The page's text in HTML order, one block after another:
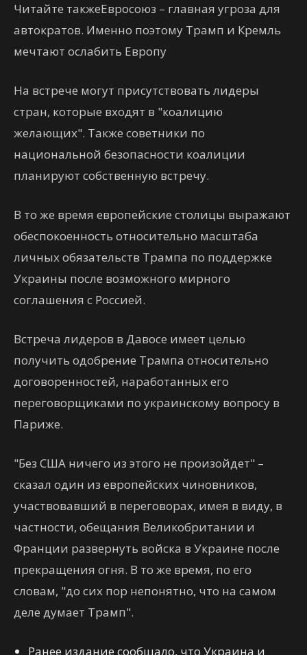
Читайте такжеЕвросоюз – главная угроза для
автократов. Именно поэтому Трамп и Кремль
мечтают ослабить Европу
На встрече могут присутствовать лидеры
стран, которые входят в "коалицию
желающих". Также советники по
национальной безопасности коалиции
планируют собственную встречу.
В то же время европейские столицы выражают
обеспокоенность относительно масштаба
личных обязательств Трампа по поддержке
Украины после возможного мирного
соглашения с Россией.
Встреча лидеров в Давосе имеет целью
получить одобрение Трампа относительно
договоренностей, наработанных его
переговорщиками по украинскому вопросу в
Париже.
"Без США ничего из этого не произойдет" –
сказал один из европейских чиновников,
участвовавший в переговорах, имея в виду, в
частности, обещания Великобритании и
Франции развернуть войска в Украине после
прекращения огня. В то же время, по его
словам, "до сих пор непонятно, что на самом
деле думает Трамп".
Ранее издание сообщало, что Украина и